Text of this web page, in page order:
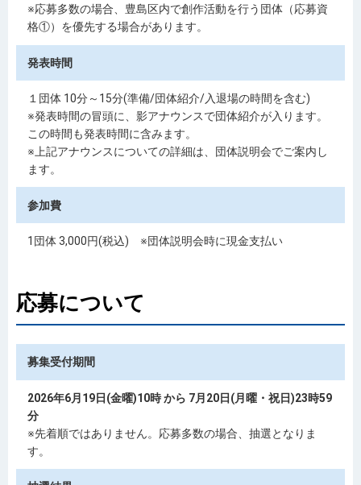
※応募多数の場合、豊島区内で創作活動を行う団体（応募資
格①）を優先する場合があります。
発表時間
１団体 10分～15分(準備/団体紹介/入退場の時間を含む)
※発表時間の冒頭に、影アナウンスで団体紹介が入ります。
この時間も発表時間に含みます。
※上記アナウンスについての詳細は、団体説明会でご案内し
ます。
参加費
1団体 3,000円(税込) ※団体説明会時に現金支払い
応募について
募集受付期間
2026年6月19日(金曜)10時 から 7月20日(月曜・祝日)23時59
分
※先着順ではありません。応募多数の場合、抽選となりま
す。